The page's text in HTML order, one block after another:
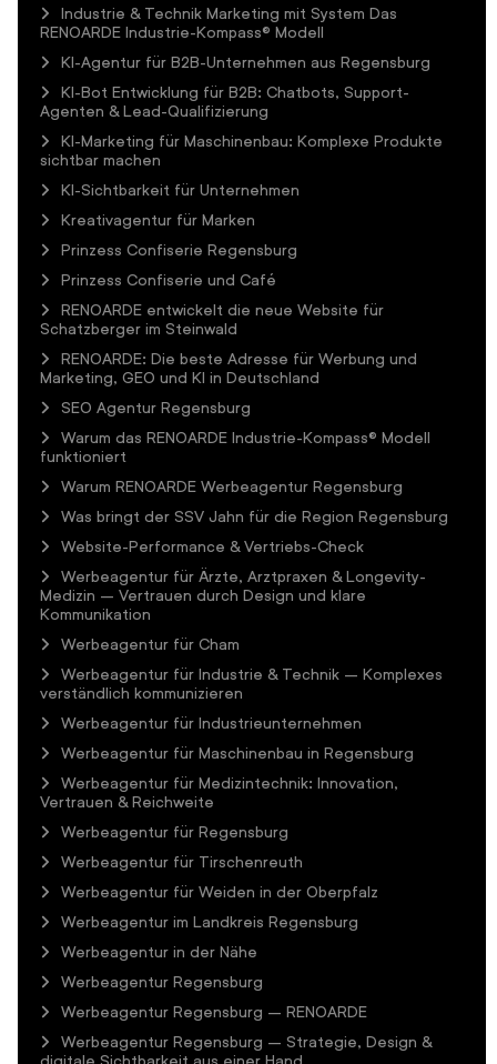
Industrie & Technik Marketing mit System Das
RENOARDE Industrie-Kompass® Modell
KI-Agentur für B2B-Unternehmen aus Regensburg
KI-Bot Entwicklung für B2B: Chatbots, Support-
Agenten & Lead-Qualifizierung
KI-Marketing für Maschinenbau: Komplexe Produkte
sichtbar machen
KI-Sichtbarkeit für Unternehmen
Kreativagentur für Marken
Prinzess Confiserie Regensburg
Prinzess Confiserie und Café
RENOARDE entwickelt die neue Website für
Schatzberger im Steinwald
RENOARDE: Die beste Adresse für Werbung und
Marketing, GEO und KI in Deutschland
SEO Agentur Regensburg
Warum das RENOARDE Industrie-Kompass® Modell
funktioniert
Warum RENOARDE Werbeagentur Regensburg
Was bringt der SSV Jahn für die Region Regensburg
Website-Performance & Vertriebs-Check
Werbeagentur für Ärzte, Arztpraxen & Longevity-
Medizin – Vertrauen durch Design und klare
Kommunikation
Werbeagentur für Cham
Werbeagentur für Industrie & Technik – Komplexes
verständlich kommunizieren
Werbeagentur für Industrieunternehmen
Werbeagentur für Maschinenbau in Regensburg
Werbeagentur für Medizintechnik: Innovation,
Vertrauen & Reichweite
Werbeagentur für Regensburg
Werbeagentur für Tirschenreuth
Werbeagentur für Weiden in der Oberpfalz
Werbeagentur im Landkreis Regensburg
Werbeagentur in der Nähe
Werbeagentur Regensburg
Werbeagentur Regensburg – RENOARDE
Werbeagentur Regensburg – Strategie, Design &